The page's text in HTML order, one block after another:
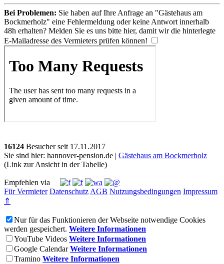
Bei Problemen: Sie haben auf Ihre Anfrage an "Gästehaus am
Bockmerholz" eine Fehlermeldung oder keine Antwort innerhalb
48h erhalten? Melden Sie es uns bitte hier, damit wir die hinterlegte
E-Mailadresse des Vermieters prüfen können!
16124 Besucher seit 1 7.11.201 7
Sie sind hier: hannover-pension.de | Gästehaus am Bockmerholz
(Link zur Ansicht in der Tabelle)
Empfehlen via
Für Vermieter Datenschutz AGB Nutzungsbedingungen Impressum
⇑
Nur für das Funktionieren der Webseite notwendige Cookies
werden gespeichert. Weitere Informationen
YouTube Videos Weitere Informationen
Google Calendar Weitere Informationen
Tramino Weitere Informationen